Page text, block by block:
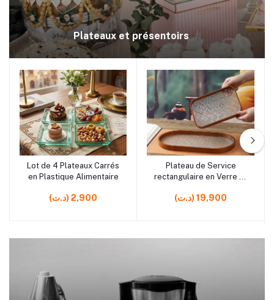
Plateaux et présentoirs
rrrrrr5
Ajouter au panier
Lot de 4 Plateaux Carrés
en Plastique Alimentaire
(د.ت) 2,900
rrrrrr9
Ajouter au panier
Plateau de Service
rectangulaire en Verre et
pour Présentation et
(د.ت) 19,900